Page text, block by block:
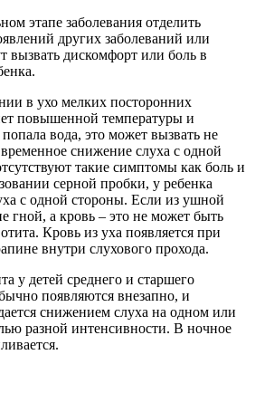
этапе заболевания отделить
других заболеваний или
вызвать дискомфорт или боль в
в ухо мелких посторонних
повышенной температуры и
вода, это может вызвать не
снижение слуха с одной
такие симптомы как боль и
серной пробки, у ребенка
с одной стороны. Если из ушной
гной, а кровь – это не может быть
Кровь из уха появляется при
внутри слухового прохода.
у детей среднего и старшего
появляются внезапно, и
снижением слуха на одном или
разной интенсивности. В ночное